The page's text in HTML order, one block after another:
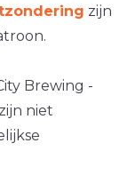
zijn
Brewing -
niet